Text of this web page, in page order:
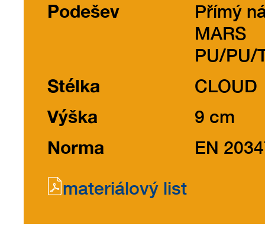
Podešev
Přímý
MARS
PU/PU/
Stélka
CLOUD
Výška
9 cm
Norma
EN
materiálový list